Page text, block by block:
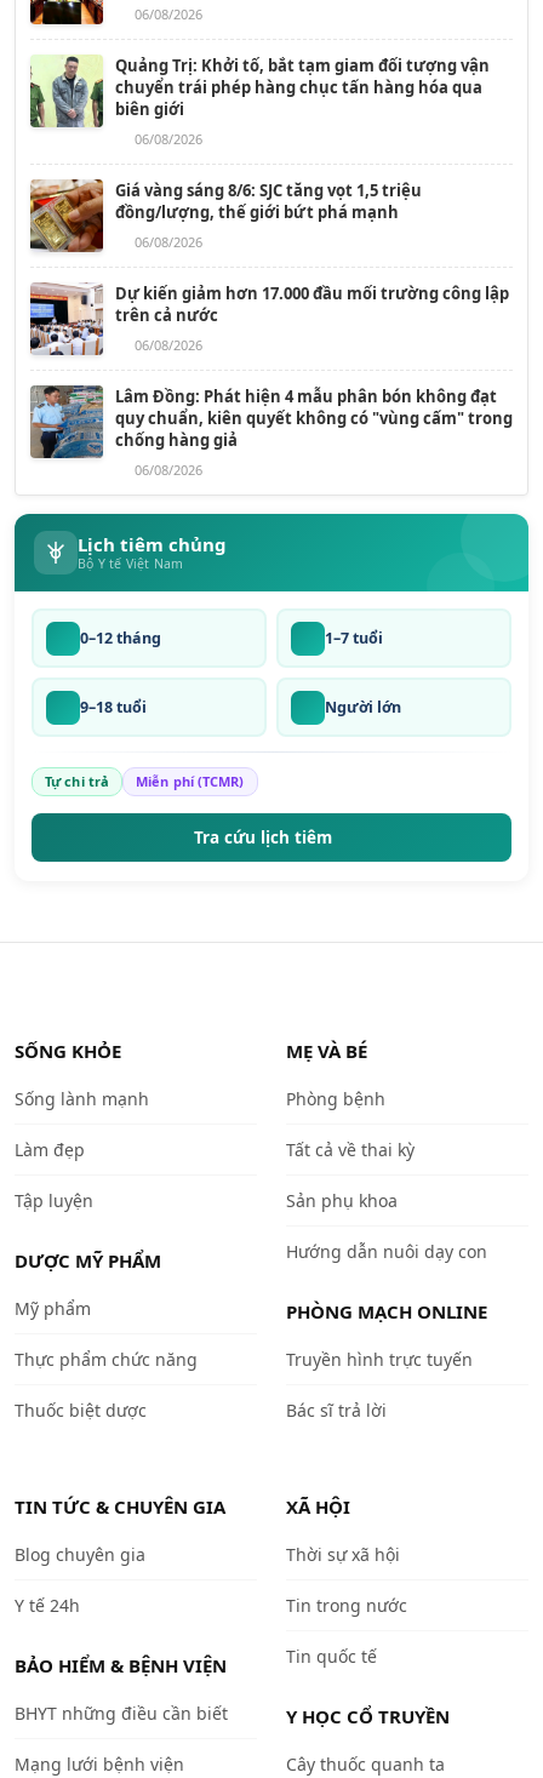
06/08/2026
Quảng Trị: Khởi tố, bắt tạm giam đối tượng vận
chuyển trái phép hàng chục tấn hàng hóa qua
biên giới
06/08/2026
Giá vàng sáng 8/6: SJC tăng vọt 1,5 triệu
đồng/lượng, thế giới bứt phá mạnh
06/08/2026
Dự kiến giảm hơn 17.000 đầu mối trường công lập
trên cả nước
06/08/2026
Lâm Đồng: Phát hiện 4 mẫu phân bón không đạt
quy chuẩn, kiên quyết không có "vùng cấm" trong
chống hàng giả
06/08/2026
Lịch tiêm chủng
Bộ Y tế Việt Nam
0–12 tháng 1–7 tuổi
9–18 tuổi Người lớn
Tự chi trả Miễn phí (TCMR)
Tra cứu lịch tiêm
SỐNG KHỎE
Sống lành mạnh
Làm đẹp
Tập luyện
DƯỢC MỸ PHẨM
Mỹ phẩm
Thực phẩm chức năng
Thuốc biệt dược
MẸ VÀ BÉ
Phòng bệnh
Tất cả về thai kỳ
Sản phụ khoa
Hướng dẫn nuôi dạy con
PHÒNG MẠCH ONLINE
Truyền hình trực tuyến
Bác sĩ trả lời
TIN TỨC & CHUYÊN GIA
Blog chuyên gia
Y tế 24h
BẢO HIỂM & BỆNH VIỆN
BHYT những điều cần biết
Mạng lưới bệnh viện
XÃ HỘI
Thời sự xã hội
Tin trong nước
Tin quốc tế
Y HỌC CỔ TRUYỀN
Cây thuốc quanh ta